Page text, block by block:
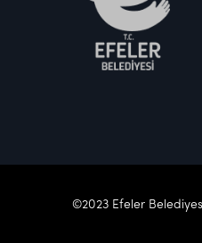
©2023 Efeler